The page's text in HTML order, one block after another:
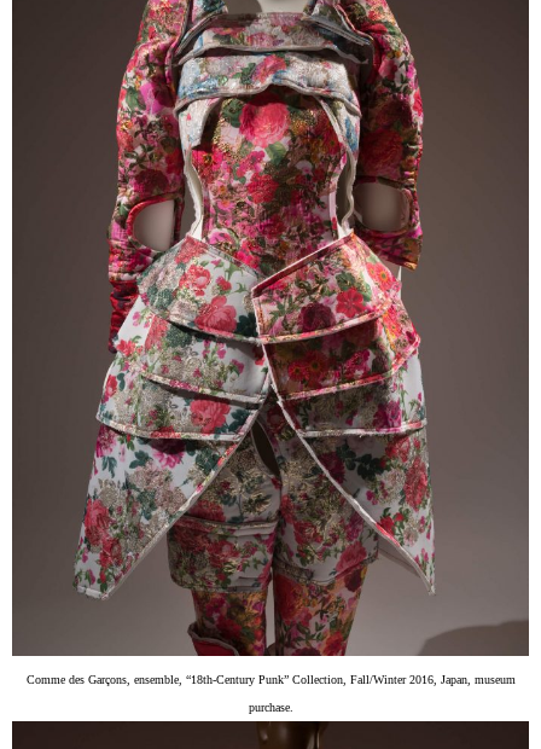
Comme des Garçons, ensemble, “18th-Century Punk” Collection, Fall/Winter 2016, Japan, museum
purchase.